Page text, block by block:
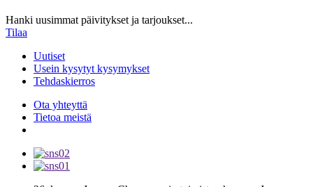
Hanki uusimmat päivitykset ja tarjoukset...
Tilaa
Uutiset
Usein kysytyt kysymykset
Tehdaskierros
Ota yhteyttä
Tietoa meistä